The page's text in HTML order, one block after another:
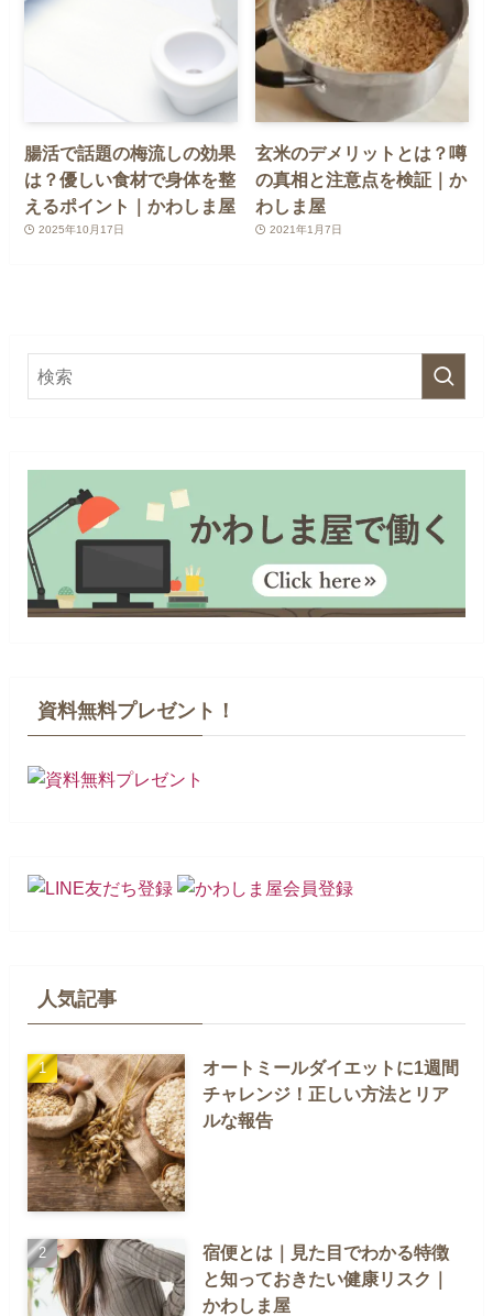
腸活で話題の梅流しの効果
は？優しい食材で身体を整
えるポイント｜かわしま屋
2025年10月17日
玄米のデメリットとは？噂
の真相と注意点を検証｜か
わしま屋
2021年1月7日
資料無料プレゼント！
人気記事
オートミールダイエットに1週間
チャレンジ！正しい方法とリア
ルな報告
宿便とは｜見た目でわかる特徴
と知っておきたい健康リスク｜
かわしま屋